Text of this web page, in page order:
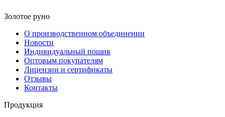
Золотое руно
О производственном объединении
Новости
Индивидуальный пошив
Оптовым покупателям
Лицензии и сертификаты
Отзывы
Контакты
Продукция